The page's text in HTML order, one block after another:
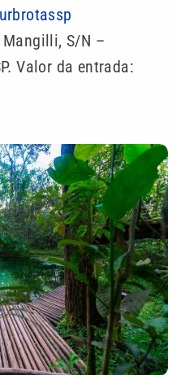
Mangilli, S/N –
Valor da entrada: